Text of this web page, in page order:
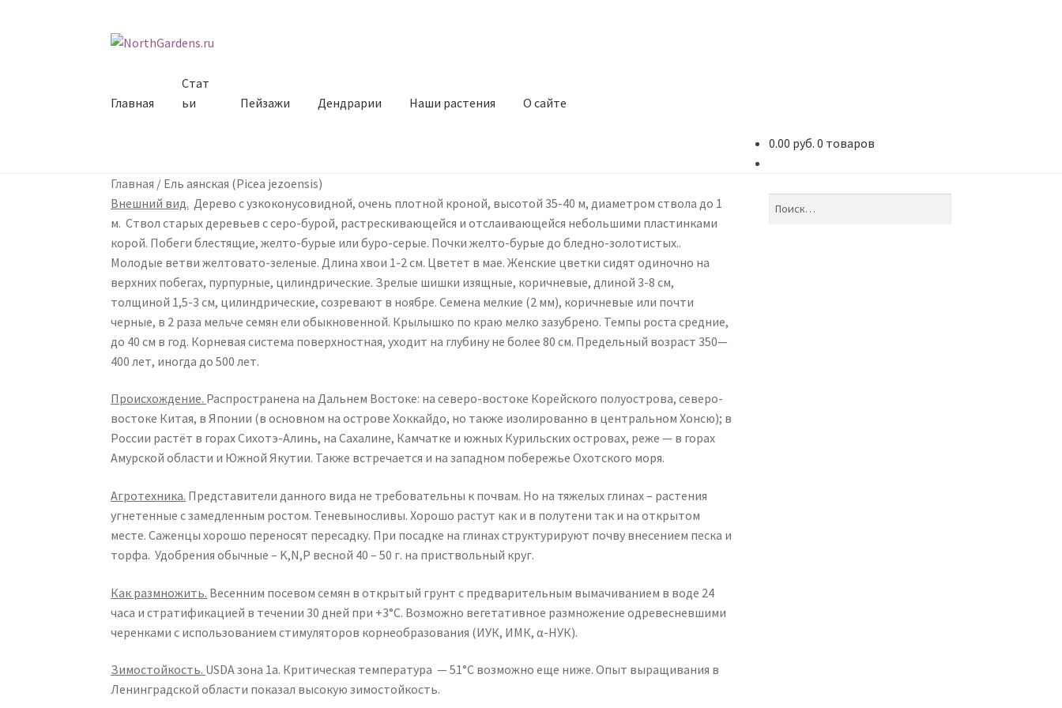
Перейти к навигации
Перейти к содержимому
Главная
Стат
ьи
Пейзажи Дендрарии Наши растения О сайте
0.00 руб. 0 товаров
Главная / Ель аянская (Picea jezoensis)
Внешний вид. Дерево с узкоконусовидной, очень плотной кроной, высотой 35-40 м, диаметром ствола до 1
м. Ствол старых деревьев с серо-бурой, растрескивающейся и отслаивающейся небольшими пластинками
корой. Побеги блестящие, желто-бурые или буро-серые. Почки желто-бурые до бледно-золотистых..
Молодые ветви желтовато-зеленые. Длина хвои 1-2 см. Цветет в мае. Женские цветки сидят одиночно на
верхних побегах, пурпурные, цилиндрические. Зрелые шишки изящные, коричневые, длиной 3-8 см,
толщиной 1,5-3 см, цилиндрические, созревают в ноябре. Семена мелкие (2 мм), коричневые или почти
черные, в 2 раза мельче семян ели обыкновенной. Крылышко по краю мелко зазубрено. Темпы роста средние,
до 40 см в год. Корневая система поверхностная, уходит на глубину не более 80 см. Предельный возраст 350—
400 лет, иногда до 500 лет.
Происхождение. Распространена на Дальнем Востоке: на северо-востоке Корейского полуострова, северо-
востоке Китая, в Японии (в основном на острове Хоккайдо, но также изолированно в центральном Хонсю); в
России растёт в горах Сихотэ-Алинь, на Сахалине, Камчатке и южных Курильских островах, реже — в горах
Амурской области и Южной Якутии. Также встречается и на западном побережье Охотского моря.
Агротехника. Представители данного вида не требовательны к почвам. Но на тяжелых глинах – растения
угнетенные с замедленным ростом. Теневыносливы. Хорошо растут как и в полутени так и на открытом
месте. Саженцы хорошо переносят пересадку. При посадке на глинах структурируют почву внесением песка и
торфа. Удобрения обычные – K,N,P весной 40 – 50 г. на приствольный круг.
Как размножить. Весенним посевом семян в открытый грунт с предварительным вымачиванием в воде 24
часа и стратификацией в течении 30 дней при +3°С. Возможно вегетативное размножение одревесневшими
черенками с использованием стимуляторов корнеобразования (ИУК, ИМК, α-НУК).
Зимостойкость. USDA зона 1а. Критическая температура — 51°С возможно еще ниже. Опыт выращивания в
Ленинградской области показал высокую зимостойкость.
Найти: